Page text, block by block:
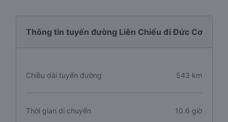
Thông tin tuyến đường Liên Chiểu đi Đức Cơ
Chiều dài tuyến đường 543 km
Thời gian di chuyển 10.6 giờ